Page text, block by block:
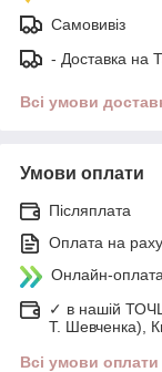
Самовивіз
- Доставка на
Всі умови
Умови оплати
Післяплата
Оплата на
Онлайн-
✓ в нашій
Т. Шевченка),
Всі умови оплати